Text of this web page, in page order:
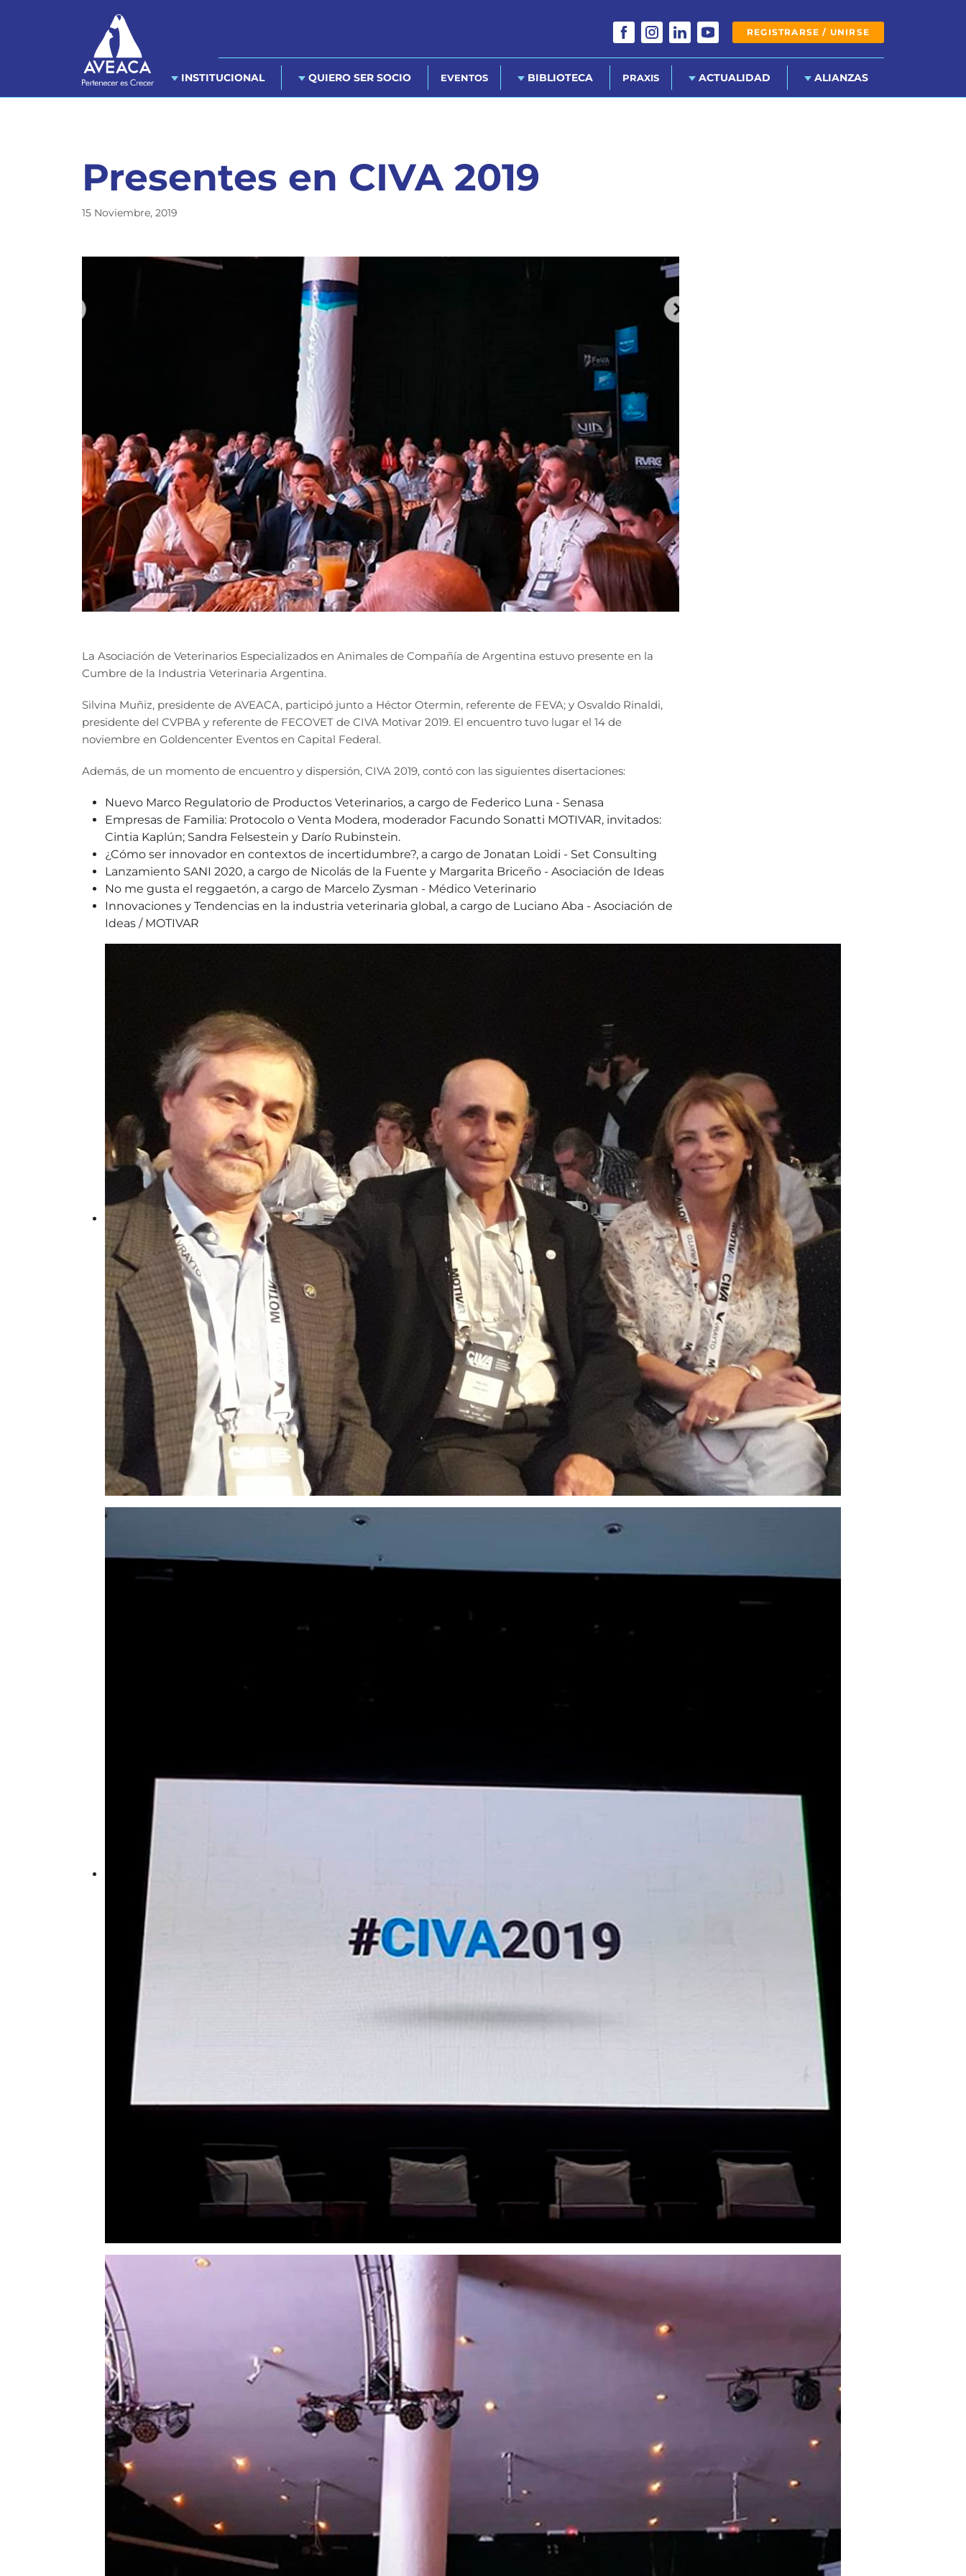
REGISTRARSE / UNIRSE
INSTITUCIONAL QUIERO SER SOCIO EVENTOS BIBLIOTECA PRAXIS ACTUALIDAD ALIANZAS
Presentes en CIVA 2019
15 Noviembre, 2019
La Asociación de Veterinarios Especializados en Animales de Compañía de Argentina estuvo presente en la
Cumbre de la Industria Veterinaria Argentina.
Silvina Muñiz, presidente de AVEACA, participó junto a Héctor Otermin, referente de FEVA; y Osvaldo Rinaldi,
presidente del CVPBA y referente de FECOVET de CIVA Motivar 2019. El encuentro tuvo lugar el 14 de
noviembre en Goldencenter Eventos en Capital Federal.
Además, de un momento de encuentro y dispersión, CIVA 2019, contó con las siguientes disertaciones:
Nuevo Marco Regulatorio de Productos Veterinarios, a cargo de Federico Luna - Senasa
Empresas de Familia: Protocolo o Venta Modera, moderador Facundo Sonatti MOTIVAR, invitados:
Cintia Kaplún; Sandra Felsestein y Darío Rubinstein.
¿Cómo ser innovador en contextos de incertidumbre?, a cargo de Jonatan Loidi - Set Consulting
Lanzamiento SANI 2020, a cargo de Nicolás de la Fuente y Margarita Briceño - Asociación de Ideas
No me gusta el reggaetón, a cargo de Marcelo Zysman - Médico Veterinario
Innovaciones y Tendencias en la industria veterinaria global, a cargo de Luciano Aba - Asociación de
Ideas / MOTIVAR